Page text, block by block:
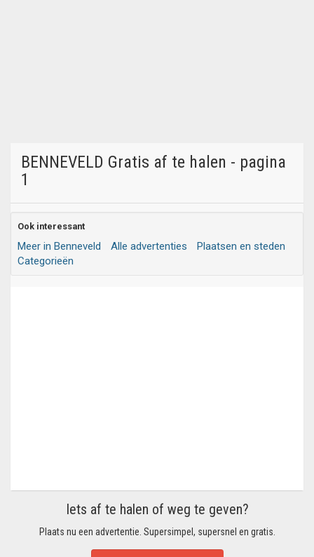
BENNEVELD Gratis af te halen - pagina
1
Ook interessant
Meer in Benneveld Alle advertenties
Plaatsen en steden
Categorieën
Iets af te halen of weg te geven?
Plaats nu een advertentie. Supersimpel, supersnel en gratis.